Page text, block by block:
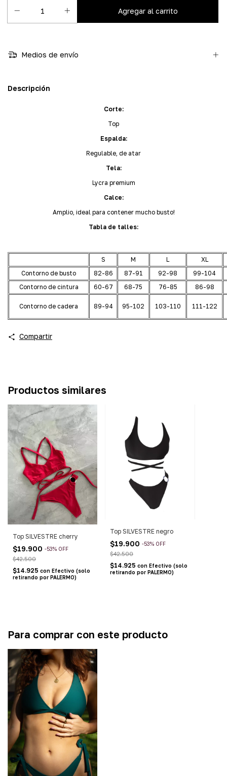
Medios de envío
Descripción
Corte:
Top
Espalda:
Regulable, de atar
Tela:
Lycra premium
Calce:
Amplio, ideal para contener mucho busto!
Tabla de talles:
S M L
XL
Contorno de busto
82-86 87-91 92-98
99-104
Contorno de cintura
60-67 68-75 76-85 86-98
Contorno de cadera 89-94 95-102 103-110 111-122
Compartir
Productos similares
Top SILVESTRE cherry
$19.900 -53% OFF
$42.500
$14.925 con Efectivo (solo
retirando por PALERMO)
Top SILVESTRE negro
$19.900-53% OFF
$42.500
$14.925con Efectivo (solo
retirando por PALERMO)
Para comprar con este producto